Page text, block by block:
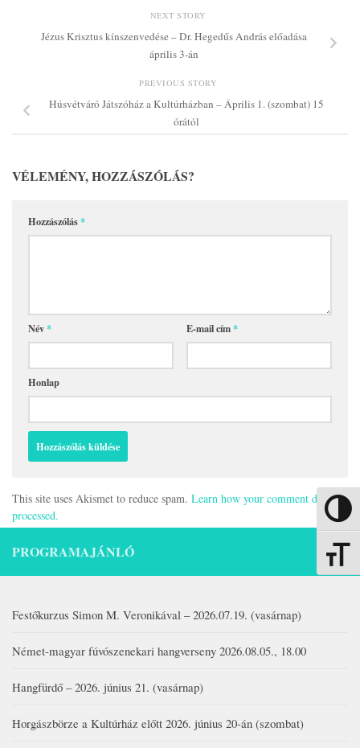
Nagy
NEXT STORY
Jézus Krisztus kínszenvedése – Dr. Hegedűs András előadása
április 3-án
PREVIOUS STORY
Húsvétváró Játszóház a Kultúrházban – Április 1. (szombat) 15
órától
VÉLEMÉNY, HOZZÁSZÓLÁS?
Hozzászólás*
Név* E-mail cím*
Honlap
This site uses Akismet to reduce spam. Learn how your comment data is
processed.
PROGRAMAJÁNLÓ
Festőkurzus Simon M. Veronikával – 2026.07.19. (vasárnap)
Német-magyar fúvószenekari hangverseny 2026.08.05., 18.00
Hangfürdő – 2026. június 21. (vasárnap)
Horgászbörze a Kultúrház előtt 2026. június 20-án (szombat)